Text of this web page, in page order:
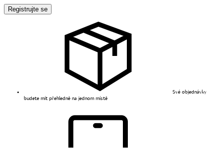
Registrujte se
Své objednávky
budete mít přehledně na jednom místě